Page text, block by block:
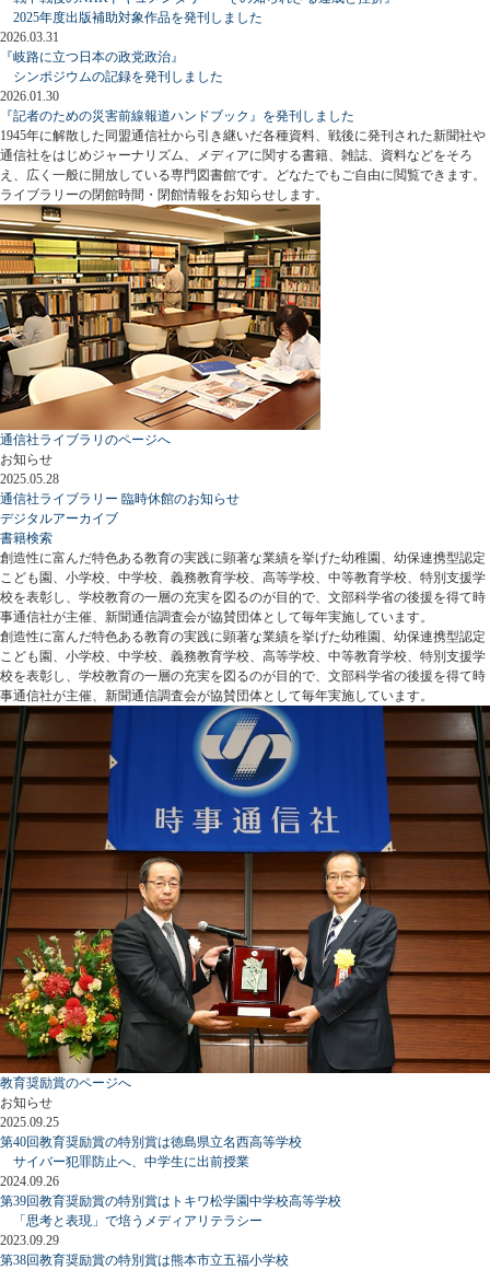
2025年度出版補助対象作品を発刊しました
2026.03.31
『岐路に立つ日本の政党政治』
シンポジウムの記録を発刊しました
2026.01.30
『記者のための災害前線報道ハンドブック』を発刊しました
1945年に解散した同盟通信社から引き継いだ各種資料、戦後に発刊された新聞社や
通信社をはじめジャーナリズム、メディアに関する書籍、雑誌、資料などをそろ
え、広く一般に開放している専門図書館です。どなたでもご自由に閲覧できます。
ライブラリーの閉館時間・閉館情報をお知らせします。
通信社ライブラリのページへ
お知らせ
2025.05.28
通信社ライブラリー 臨時休館のお知らせ
デジタルアーカイブ
書籍検索
創造性に富んだ特色ある教育の実践に顕著な業績を挙げた幼稚園、幼保連携型認定
こども園、小学校、中学校、義務教育学校、高等学校、中等教育学校、特別支援学
校を表彰し、学校教育の一層の充実を図るのが目的で、文部科学省の後援を得て時
事通信社が主催、新聞通信調査会が協賛団体として毎年実施しています。
創造性に富んだ特色ある教育の実践に顕著な業績を挙げた幼稚園、幼保連携型認定
こども園、小学校、中学校、義務教育学校、高等学校、中等教育学校、特別支援学
校を表彰し、学校教育の一層の充実を図るのが目的で、文部科学省の後援を得て時
事通信社が主催、新聞通信調査会が協賛団体として毎年実施しています。
教育奨励賞のページへ
お知らせ
2025.09.25
第40回教育奨励賞の特別賞は徳島県立名西高等学校
サイバー犯罪防止へ、中学生に出前授業
2024.09.26
第39回教育奨励賞の特別賞はトキワ松学園中学校高等学校
「思考と表現」で培うメディアリテラシー
2023.09.29
第38回教育奨励賞の特別賞は熊本市立五福小学校